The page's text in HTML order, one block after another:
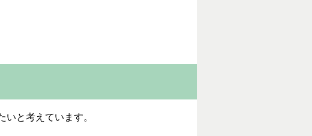
と考えています。